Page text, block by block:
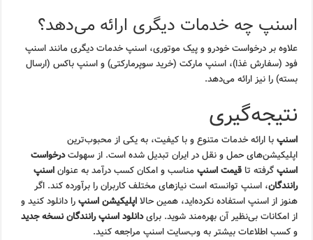
اسنپ چه خدمات دیگری ارائه می‌دهد؟
علاوه بر درخواست خودرو و پیک موتوری، اسنپ خدمات دیگری مانند اسنپ
فود (سفارش غذا)، اسنپ مارکت (خرید سوپرمارکتی) و اسنپ باکس (ارسال
بسته) را نیز ارائه می‌دهد.
نتیجه‌گیری
اسنپبا ارائه خدمات متنوع و با کیفیت، به یکی از محبوب‌ترین
اپلیکیشن‌های حمل و نقل در ایران تبدیل شده است. از سهولتدرخواست
اسنپگرفته تاقیمت اسنپ مناسب و امکان کسب درآمد به عنواناسنپ
رانندگان، اسنپ توانسته است نیازهای مختلف کاربران را برآورده کند. اگر
هنوز از اسنپ استفاده نکرده‌اید، همین حالااپلیکیشن اسنپرا دانلود کنید و
از امکانات بی‌نظیر آن بهره‌مند شوید. برایدانلود اسنپ رانندگان نسخه جدید
و کسب اطلاعات بیشتر به وب‌سایت اسنپ مراجعه کنید.